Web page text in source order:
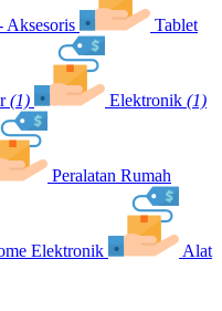
Aksesoris Tablet
(1) Elektronik (1)
Peralatan Rumah
Elektronik Alat